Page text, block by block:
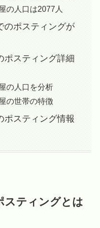
の人口は2077人
のポスティングが
ポスティング詳細
の人口を分析
の世帯の特徴
ポスティング情報
スティングとは